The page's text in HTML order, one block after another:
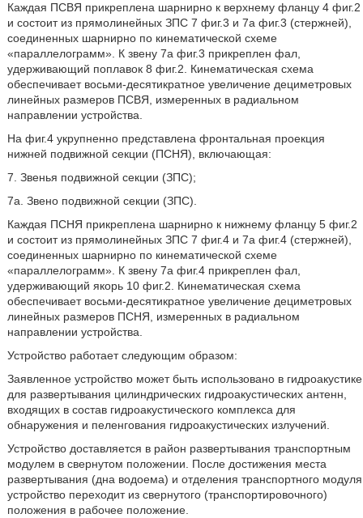
Каждая ПСВЯ прикреплена шарнирно к верхнему фланцу 4 фиг.2
и состоит из прямолинейных ЗПС 7 фиг.3 и 7а фиг.3 (стержней),
соединенных шарнирно по кинематической схеме
«параллелограмм». К звену 7а фиг.3 прикреплен фал,
удерживающий поплавок 8 фиг.2. Кинематическая схема
обеспечивает восьми-десятикратное увеличение дециметровых
линейных размеров ПСВЯ, измеренных в радиальном
направлении устройства.
На фиг.4 укрупненно представлена фронтальная проекция
нижней подвижной секции (ПСНЯ), включающая:
7. Звенья подвижной секции (ЗПС);
7а. Звено подвижной секции (ЗПС).
Каждая ПСНЯ прикреплена шарнирно к нижнему фланцу 5 фиг.2
и состоит из прямолинейных ЗПС 7 фиг.4 и 7а фиг.4 (стержней),
соединенных шарнирно по кинематической схеме
«параллелограмм». К звену 7а фиг.4 прикреплен фал,
удерживающий якорь 10 фиг.2. Кинематическая схема
обеспечивает восьми-десятикратное увеличение дециметровых
линейных размеров ПСНЯ, измеренных в радиальном
направлении устройства.
Устройство работает следующим образом:
Заявленное устройство может быть использовано в гидроакустике
для развертывания цилиндрических гидроакустических антенн,
входящих в состав гидроакустического комплекса для
обнаружения и пеленгования гидроакустических излучений.
Устройство доставляется в район развертывания транспортным
модулем в свернутом положении. После достижения места
развертывания (дна водоема) и отделения транспортного модуля
устройство переходит из свернутого (транспортировочного)
положения в рабочее положение.